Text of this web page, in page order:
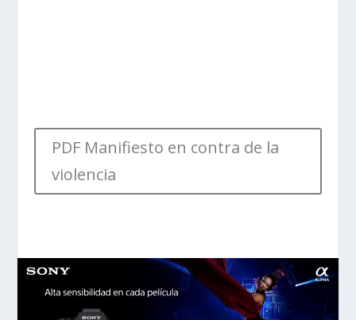
PDF Manifiesto en contra de la
violencia